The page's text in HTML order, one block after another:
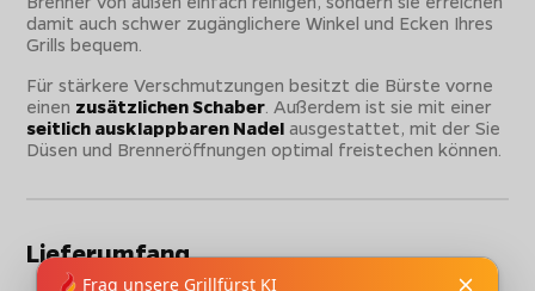
damit auch schwer zugänglichere Winkel und Ecken Ihres
Grills bequem.
Für stärkere Verschmutzungen besitzt die Bürste vorne
einen zusätzlichen Schaber . Außerdem ist sie mit einer
seitlich ausklappbaren Nadel ausgestattet, mit der Sie
Düsen und Brenneröffnungen optimal freistechen können.
Lieferumfang